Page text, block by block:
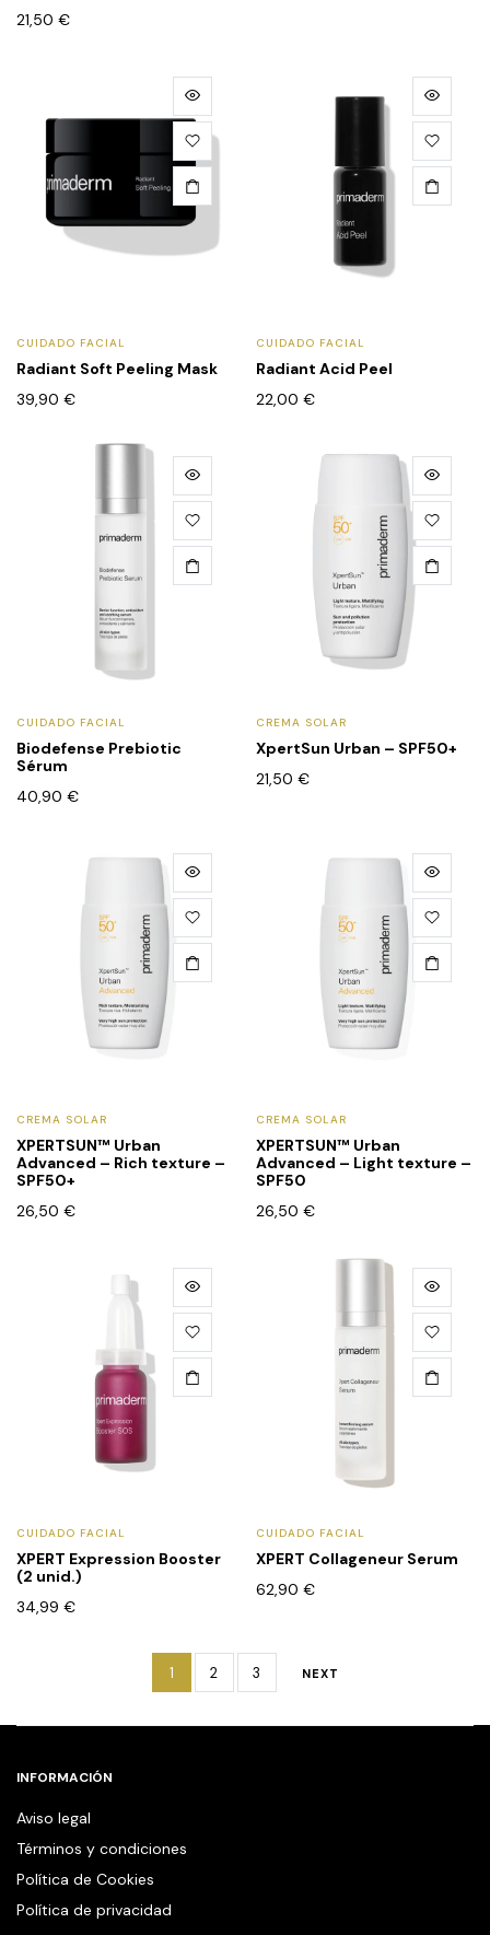
21,50 €
CUIDADO FACIAL
Radiant Soft Peeling Mask
39,90 €
CUIDADO FACIAL
Radiant Acid Peel
22,00 €
CUIDADO FACIAL
Biodefense Prebiotic
Sérum
40,90 €
CREMA SOLAR
XpertSun Urban – SPF50+
21,50 €
CREMA SOLAR
XPERTSUN™ Urban
Advanced – Rich texture –
SPF50+
26,50 €
CREMA SOLAR
XPERTSUN™ Urban
Advanced – Light texture –
SPF50
26,50 €
CUIDADO FACIAL
XPERT Expression Booster
(2 unid.)
34,99 €
CUIDADO FACIAL
XPERT Collageneur Serum
62,90 €
1 2 3 NEXT
INFORMACIÓN
Aviso legal
Términos y condiciones
Política de Cookies
Política de privacidad